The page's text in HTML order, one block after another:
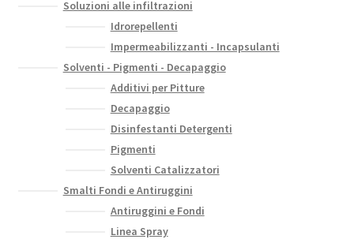
Soluzioni alle infiltrazioni
Idrorepellenti
Impermeabilizzanti - Incapsulanti
Solventi - Pigmenti - Decapaggio
Additivi per Pitture
Decapaggio
Disinfestanti Detergenti
Pigmenti
Solventi Catalizzatori
Smalti Fondi e Antiruggini
Antiruggini e Fondi
Linea Spray